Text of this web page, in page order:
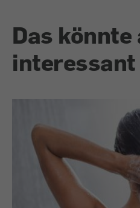
Das könnte
interessant